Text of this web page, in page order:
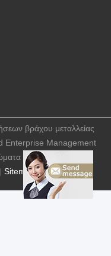
| Sitemap
βράχου μεταλλείας
Enterprise Management
διατηρούνται.